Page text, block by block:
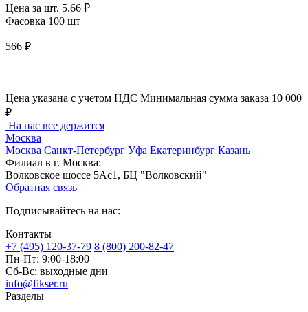
Цена за шт. 5.66 ₽
Фасовка 100 шт
566 ₽
Цена указана с учетом НДС Минимальная сумма заказа 10 000
₽
На нас все держится
Москва
Москва Санкт-Петербург Уфа Екатеринбург Казань
Филиал в г. Москва:
Волковское шоссе 5Ас1, БЦ "Волковский"
Обратная связь
Подписывайтесь на нас:
Контакты
+7 (495) 120-37-79 8 (800) 200-82-47
Пн-Пт: 9:00-18:00
Сб-Вс: выходные дни
info@fikser.ru
Разделы